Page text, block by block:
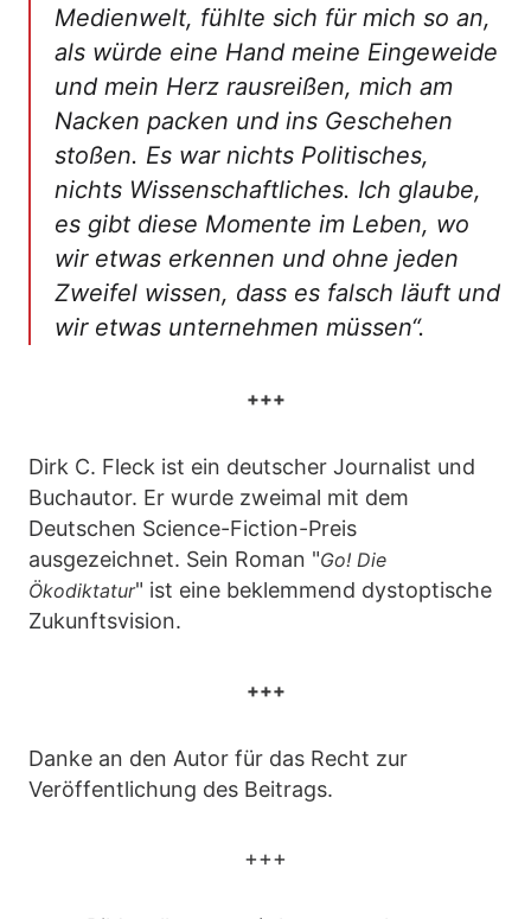
Medienwelt, fühlte sich für mich so an,
als würde eine Hand meine Eingeweide
und mein Herz rausreißen, mich am
Nacken packen und ins Geschehen
stoßen. Es war nichts Politisches,
nichts Wissenschaftliches. Ich glaube,
es gibt diese Momente im Leben, wo
wir etwas erkennen und ohne jeden
Zweifel wissen, dass es falsch läuft und
wir etwas unternehmen müssen“.
+++
Dirk C. Fleck ist ein deutscher Journalist und
Buchautor. Er wurde zweimal mit dem
Deutschen Science-Fiction-Preis
ausgezeichnet. Sein Roman "Go! Die
Ökodiktatur" ist eine beklemmend dystoptische
Zukunftsvision.
+++
Danke an den Autor für das Recht zur
Veröffentlichung des Beitrags.
+++